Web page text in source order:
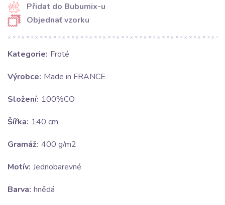
Přidat do Bubumix-u
Objednať vzorku
Kategorie: Froté
Výrobce: Made in FRANCE
Složení: 100%CO
Šířka: 140 cm
Gramáž: 400 g/m2
Motív: Jednobarevné
Barva: hnědá